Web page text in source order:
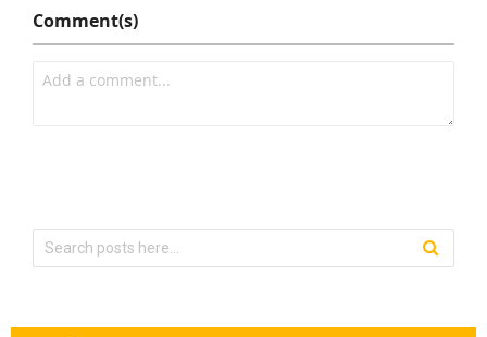
Comment(s)